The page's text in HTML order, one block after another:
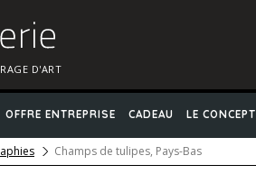
D'ART
OFFRE ENTREPRISE CADEAU LE CONCEPT
Champs de tulipes, Pays-Bas